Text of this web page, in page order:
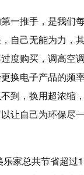
一推手，是我们
自己无能为力，
度购买，调高空
换电子产品的频
到，换用超浓缩
让自己为环保尽
家总共节省超过